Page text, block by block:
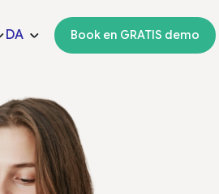
DA Book en GRATIS demo